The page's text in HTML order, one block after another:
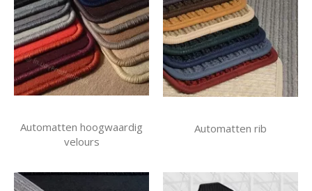
Automatten hoogwaardig
velours
Automatten rib